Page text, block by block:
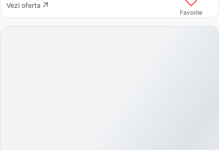
Vezi oferta
Favorite